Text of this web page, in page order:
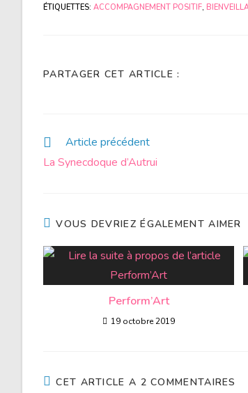
ÉTIQUETTES: ACCOMPAGNEMENT POSITIF,
PARTAGER CET ARTICLE :
Article précédent
La Synecdoque d’Autrui
VOUS DEVRIEZ ÉGALEMENT AIMER
Perform’Art
19 octobre 2019
CET ARTICLE A 2 COMMENTAIRES